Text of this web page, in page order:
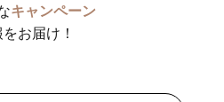
キャンペーン
お届け！